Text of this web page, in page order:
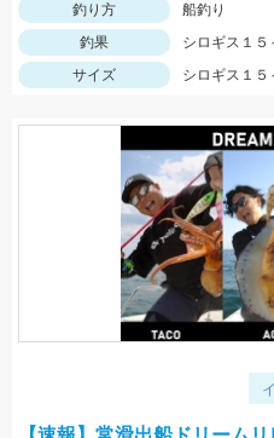
釣り方
船釣り
釣果
シロギス１５
サイズ
シロギス１５